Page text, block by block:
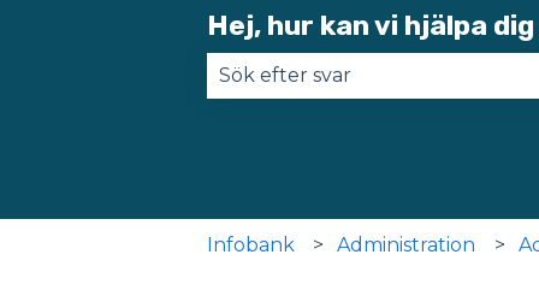
Hej, hur kan vi hjälpa
Infobank Administration